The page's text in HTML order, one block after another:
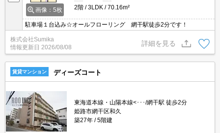
画像：5枚
2階
3LDK 70.16m²
駐車場１台込み☆オールフローリング 網干駅徒歩2分です！
株式会社Sumika
情報更新日 2026/08/08
詳細を見る
賃貸マンション ディーズコート
東海道本線・山陽本線<･･･/網干駅 徒歩2分
姫路市網干区和久
築27年
5階建